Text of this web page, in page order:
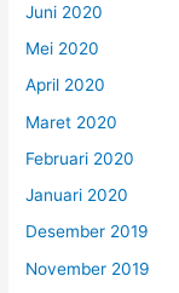
Juni 2020
Mei 2020
April 2020
Maret 2020
Februari 2020
Januari 2020
Desember 2019
November 2019